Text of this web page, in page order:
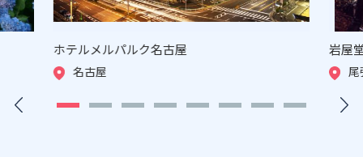
ホテルメルパルク名古屋
名古屋
岩屋